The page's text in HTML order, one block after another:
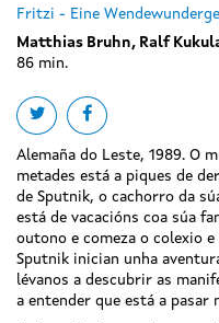
Fritzi - Eine
Matthias Bruhn, Ralf
86 min.
Share on twitter
Share on
Alemaña do Leste, 1989. O
metades está a piques de
de Sputnik, o cachorro da
está de vacacións coa súa
outono e comeza o colexio
Sputnik inician unha
lévanos a descubrir as
a entender que está a pasar